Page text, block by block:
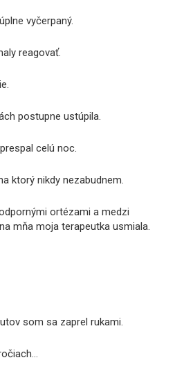
vyčerpaný.
reagovať.
postupne ustúpila.
celú noc.
ktorý nikdy nezabudnem.
ortézami a medzi
mňa moja terapeutka usmiala.
som sa zaprel rukami.